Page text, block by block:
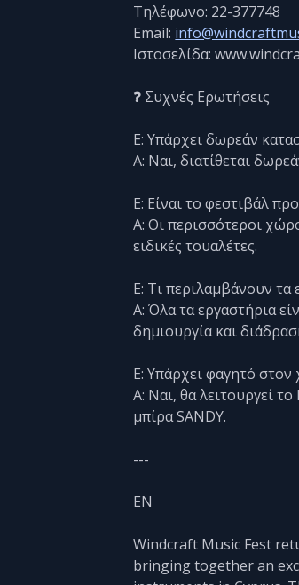
Τηλέφωνο: 22-377748
Email:
Ιστοσελίδα:
❓ Συχνές Ερωτήσεις
Ε: Υπάρχει δωρεάν
Α: Ναι, διατίθεται
Ε: Είναι το φεστιβάλ
Α: Οι περισσότεροι
ειδικές τουαλέτες.
Ε: Τι περιλαμβάνουν τα
Α: Όλα τα εργαστήρια
δημιουργία και
Ε: Υπάρχει φαγητό
Α: Ναι, θα λειτουργεί
μπίρα SANDY.
---
EN
Windcraft Music Fest
bringing together an